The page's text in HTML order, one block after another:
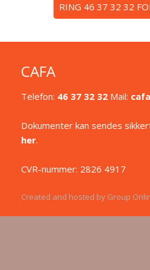
​RING 46 37 32 32
CAFA
Telefon: 46 37 32 32Mail:
Dokumenter kan sendes
her.
CVR-nummer: 2826 4917
Created and hosted by Group